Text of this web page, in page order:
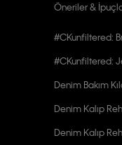
Öneriler &
#CKunfiltered:
#CKunfiltered:
Denim Bakım
Denim Kalıp
Denim Kalıp